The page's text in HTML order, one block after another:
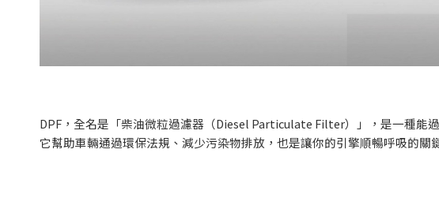
DPF ，全名是「柴油微粒過濾器（Diesel Particulate Filter）」，是一種能
它幫助車輛通過環保法規、減少污染物排放，也是讓你的引擎順暢呼吸的關